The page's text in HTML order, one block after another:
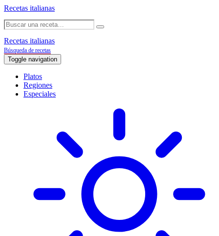
Recetas italianas
Recetas italianas
Búsqueda de recetas
Toggle navigation
Platos
Regiones
Especiales